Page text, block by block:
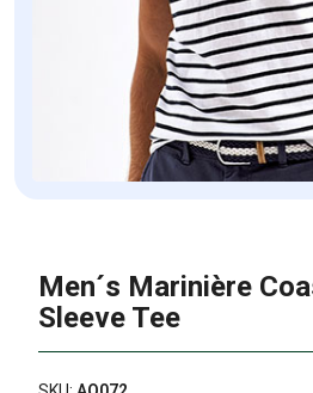
Men´s Marinière
Sleeve Tee